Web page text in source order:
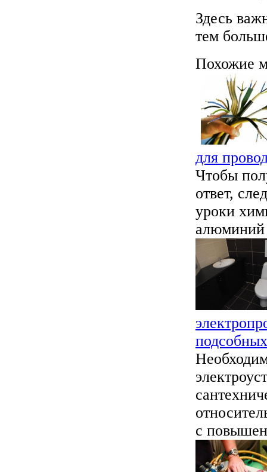
Здесь
тем
Похожие
для
Чтобы
ответ,
уроки
алюминий
с